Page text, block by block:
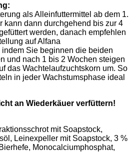
als Alleinfuttermittel ab dem 1.
kann dann durchgehend bis zur 4
werden, danach empfehlen
auf Alfana
Sie beginnen die beiden
und nach 1 bis 2 Wochen steigen
das Wachtelaufzuchtskorn um. So
in jeder Wachstumsphase ideal
an Wiederkäuer verfüttern!
mit Soapstock,
Leinexpeller mit Soapstock, 3 %
Monocalciumphosphat,